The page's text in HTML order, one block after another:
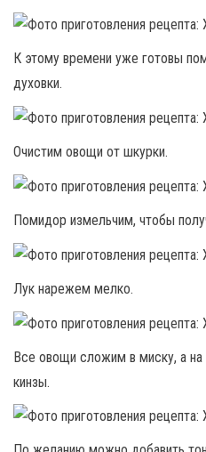
К этому времени уже готовы
духовки.
Очистим овощи от шкурки.
Помидор измельчим, чтобы
Лук нарежем мелко.
Все овощи сложим в миску, а
кинзы.